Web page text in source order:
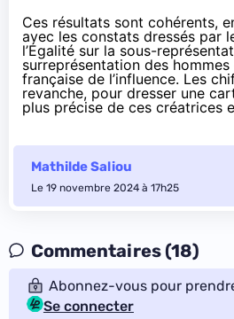
Ces résultats sont cohérents,
avec les constats dressés par
l’Égalité sur la sous-
surreprésentation des
française de l’influence. Les
revanche, pour dresser une
plus précise de ces créatrices
Mathilde Saliou
Le 19 novembre 2024 à 17h25
Commentaires (18)
Abonnez-vous pour
Se connecter